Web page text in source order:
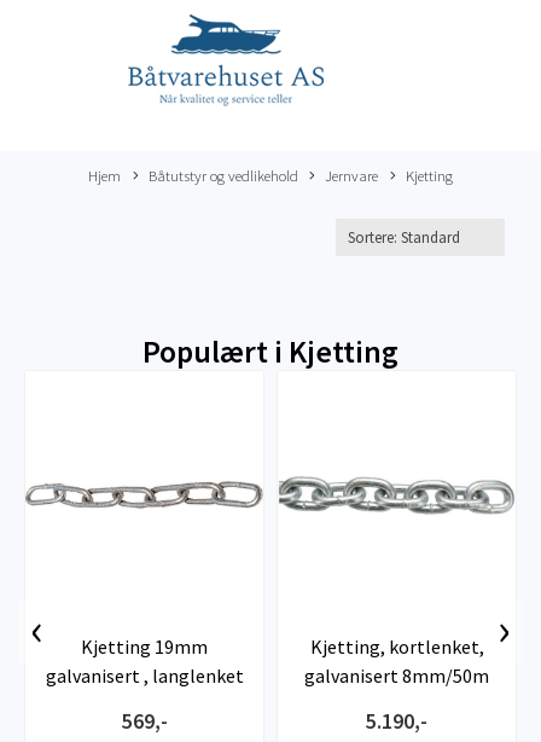
Hjem Båtutstyr og vedlikehold Jernvare Kjetting
Populært i Kjetting
Kjetting 19mm
galvanisert , langlenket
569,-
Kjetting, kortlenket,
galvanisert 8mm/50m
5.190,-
‹ ›